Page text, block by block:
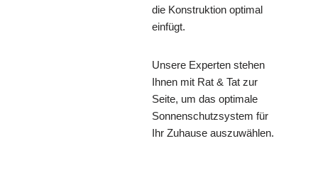
die Konstruktion optimal
einfügt.
Unsere Experten stehen
Ihnen mit Rat & Tat zur
Seite, um das optimale
Sonnenschutzsystem für
Ihr Zuhause auszuwählen.